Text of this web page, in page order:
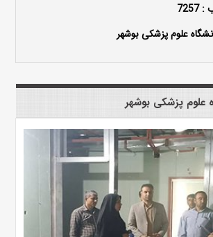
علوم پزشکی بوشهر
علوم پزشکی بوشهر